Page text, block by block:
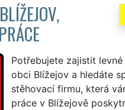
Potřebujete zajistit
obci Blížejov a hledáte
stěhovací firmu, která
práce v Blížejově